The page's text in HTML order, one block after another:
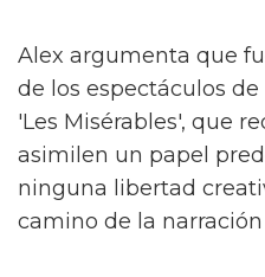
Alex argumenta que
de los espectáculos
'Les Misérables', que
asimilen un papel
ninguna libertad
camino de la